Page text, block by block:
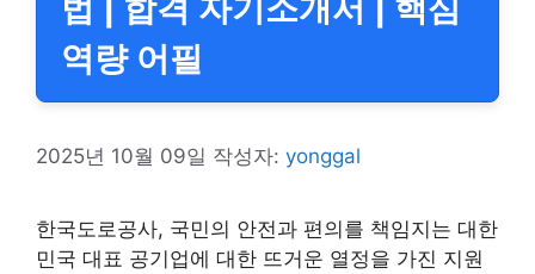
역량 어필
2025년 10월 09일 작성자: yonggal
한국도로공사, 국민의 안전과 편의를 책임지는 대한
민국 대표 공기업에 대한 뜨거운 열정을 가진 지원